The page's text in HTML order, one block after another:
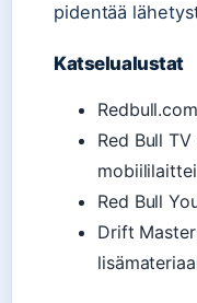
pidentää
Katselualustat
Red Bull
Red Bull
Drift